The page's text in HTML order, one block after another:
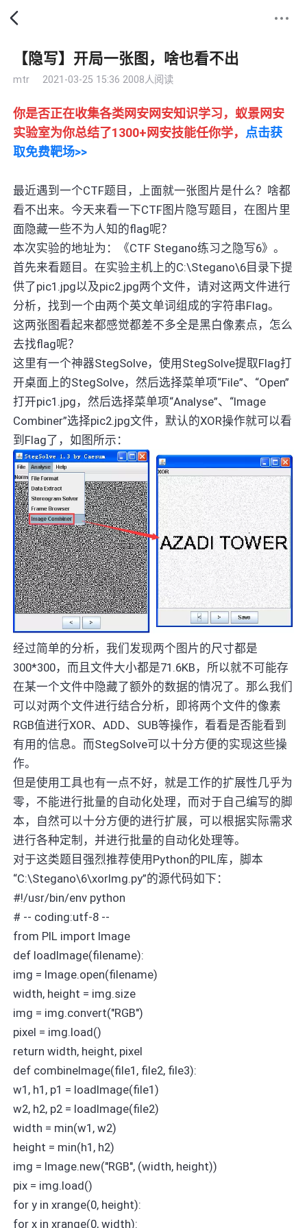
【隐写】开局一张图，啥也看不出
mtr 2021-03-25 15:36 2008人阅读
你是否正在收集各类网安网安知识学习，蚁景网安
实验室为你总结了1300+网安技能任你学， 点击获
取免费靶场>>
最近遇到一个CTF题目，上面就一张图片是什么？啥都
看不出来。今天来看一下CTF图片隐写题目，在图片里
面隐藏一些不为人知的flag呢？
本次实验的地址为：《CTF Stegano练习之隐写6》。
首先来看题目。在实验主机上的C:\Stegano\6目录下提
供了pic1.jpg以及pic2.jpg两个文件，请对这两文件进行
分析，找到一个由两个英文单词组成的字符串Flag。
这两张图看起来都感觉都差不多全是黑白像素点，怎么
去找flag呢？
这里有一个神器StegSolve，使用StegSolve提取Flag打
开桌面上的StegSolve，然后选择菜单项“File”、“Open”
打开pic1.jpg，然后选择菜单项“Analyse”、“Image
Combiner”选择pic2.jpg文件，默认的XOR操作就可以看
到Flag了，如图所示：
经过简单的分析，我们发现两个图片的尺寸都是
300*300，而且文件大小都是71.6KB，所以就不可能存
在某一个文件中隐藏了额外的数据的情况了。那么我们
可以对两个文件进行结合分析，即将两个文件的像素
RGB值进行XOR、ADD、SUB等操作，看看是否能看到
有用的信息。而StegSolve可以十分方便的实现这些操
作。
但是使用工具也有一点不好，就是工作的扩展性几乎为
零，不能进行批量的自动化处理，而对于自己编写的脚
本，自然可以十分方便的进行扩展，可以根据实际需求
进行各种定制，并进行批量的自动化处理等。
对于这类题目强烈推荐使用Python的PIL库，脚本
“C:\Stegano\6\xorImg.py”的源代码如下：
#!/usr/bin/env python
# -- coding:utf-8 --
from PIL import Image
def loadImage(filename):
img = Image.open(filename)
width, height = img.size
img = img.convert("RGB")
pixel = img.load()
return width, height, pixel
def combineImage(file1, file2, file3):
w1, h1, p1 = loadImage(file1)
w2, h2, p2 = loadImage(file2)
width = min(w1, w2)
height = min(h1, h2)
img = Image.new("RGB", (width, height))
pix = img.load()
for y in xrange(0, height):
for x in xrange(0, width):